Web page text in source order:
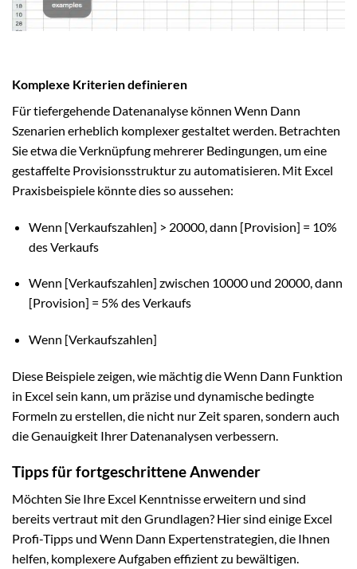
Komplexe Kriterien definieren
Für tiefergehende Datenanalyse können Wenn Dann
Szenarien erheblich komplexer gestaltet werden. Betrachten
Sie etwa die Verknüpfung mehrerer Bedingungen, um eine
gestaffelte Provisionsstruktur zu automatisieren. Mit Excel
Praxisbeispiele könnte dies so aussehen:
Wenn [Verkaufszahlen] > 20000, dann [Provision] = 10%
des Verkaufs
Wenn [Verkaufszahlen] zwischen 10000 und 20000, dann
[Provision] = 5% des Verkaufs
Wenn [Verkaufszahlen]
Diese Beispiele zeigen, wie mächtig die Wenn Dann Funktion
in Excel sein kann, um präzise und dynamische bedingte
Formeln zu erstellen, die nicht nur Zeit sparen, sondern auch
die Genauigkeit Ihrer Datenanalysen verbessern.
Tipps für fortgeschrittene Anwender
Möchten Sie Ihre Excel Kenntnisse erweitern und sind
bereits vertraut mit den Grundlagen? Hier sind einige Excel
Profi-Tipps und Wenn Dann Expertenstrategien, die Ihnen
helfen, komplexere Aufgaben effizient zu bewältigen.